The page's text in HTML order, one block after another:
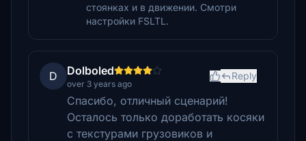
стоянках и в движении. Смотри
настройки FSLTL.
D Dolboled
over 3 years ago
Reply
Спасибо, отличный сценарий!
Осталось только доработать косяки
с текстурами грузовиков и